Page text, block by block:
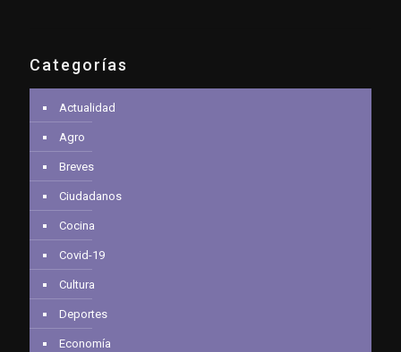
Categorías
Actualidad
Agro
Breves
Ciudadanos
Cocina
Covid-19
Cultura
Deportes
Economía